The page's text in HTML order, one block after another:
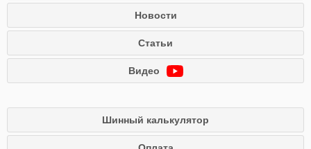
Новости
Статьи
Видео
Шинный калькулятор